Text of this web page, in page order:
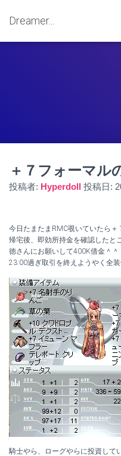
Dreamer...
＋７フォーマル
投稿者: Hyperdoll 投稿日:
今日たまたまRMC覗いていたら＋
帰宅後、即効所持金を確認したと
徳さんにお願いして400K借金＾＾
23:00過ぎ取引を終えようやく全装
騎士やら、ローグやらに投資して